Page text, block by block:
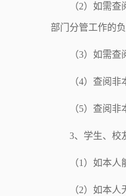
（2）如需
部门分管工作的
（3）如需
（4）查阅
（5）查阅
3、学生、校
（1）如本
（2）如本